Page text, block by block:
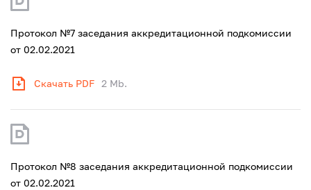
Протокол №7 заседания аккредитационной подкомиссии
от 02.02.2021
Скачать PDF 2 Mb.
Протокол №8 заседания аккредитационной подкомиссии
от 02.02.2021